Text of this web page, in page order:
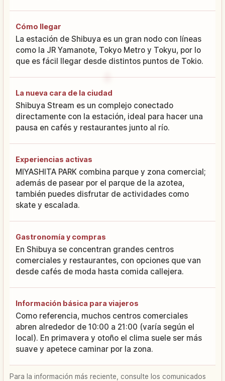
Cómo llegar
La estación de Shibuya es un gran nodo con líneas
como la JR Yamanote, Tokyo Metro y Tokyu, por lo
que es fácil llegar desde distintos puntos de Tokio.
La nueva cara de la ciudad
Shibuya Stream es un complejo conectado
directamente con la estación, ideal para hacer una
pausa en cafés y restaurantes junto al río.
Experiencias activas
MIYASHITA PARK combina parque y zona comercial;
además de pasear por el parque de la azotea,
también puedes disfrutar de actividades como
skate y escalada.
Gastronomía y compras
En Shibuya se concentran grandes centros
comerciales y restaurantes, con opciones que van
desde cafés de moda hasta comida callejera.
Información básica para viajeros
Como referencia, muchos centros comerciales
abren alrededor de 10:00 a 21:00 (varía según el
local). En primavera y otoño el clima suele ser más
suave y apetece caminar por la zona.
Para la información más reciente, consulte los comunicados